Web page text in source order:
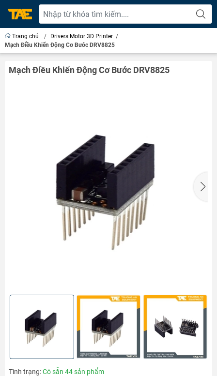
Trang chủ / Drivers Motor 3D Printer /
Mạch Điều Khiển Động Cơ Bước DRV8825
Mạch Điều Khiển Động Cơ Bước DRV8825
Tình trạng:Có sẵn 44 sản phẩm